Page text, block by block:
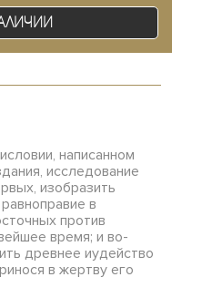
написанном
исследование
изобразить
в
против
время; и во-
древнее иудейство
в жертву его